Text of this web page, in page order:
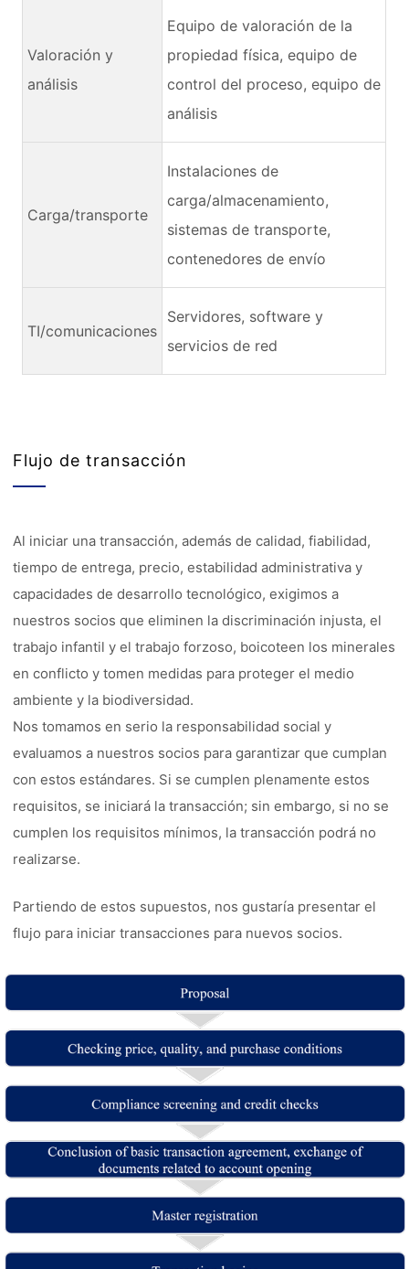
Valoración y
análisis
Equipo de valoración de la
propiedad física, equipo de
control del proceso, equipo de
análisis
Carga/transporte
Instalaciones de
carga/almacenamiento,
sistemas de transporte,
contenedores de envío
TI/comunicaciones
Servidores, software y
servicios de red
Flujo de transacción
Al iniciar una transacción, además de calidad, fiabilidad,
tiempo de entrega, precio, estabilidad administrativa y
capacidades de desarrollo tecnológico, exigimos a
nuestros socios que eliminen la discriminación injusta, el
trabajo infantil y el trabajo forzoso, boicoteen los minerales
en conflicto y tomen medidas para proteger el medio
ambiente y la biodiversidad.
Nos tomamos en serio la responsabilidad social y
evaluamos a nuestros socios para garantizar que cumplan
con estos estándares. Si se cumplen plenamente estos
requisitos, se iniciará la transacción; sin embargo, si no se
cumplen los requisitos mínimos, la transacción podrá no
realizarse.
Partiendo de estos supuestos, nos gustaría presentar el
flujo para iniciar transacciones para nuevos socios.